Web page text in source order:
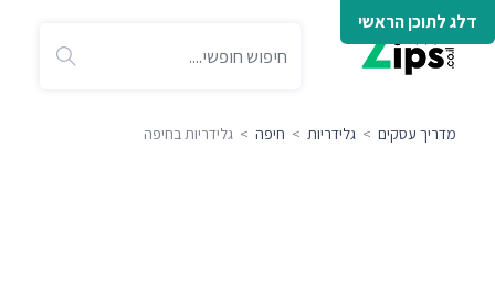
דלג לתוכן הראשי
מדריך עסקים > גלידריות > חיפה > גלידריות בחיפה